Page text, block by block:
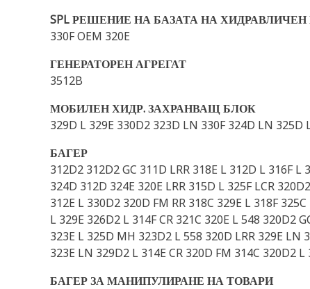
SPL РЕШЕНИЕ НА БАЗАТА НА ХИДРАВЛИЧЕН
330F OEM 320E
ГЕНЕРАТОРЕН АГРЕГАТ
3512B
МОБИЛЕН ХИДР. ЗАХРАНВАЩ БЛОК
329D L 329E 330D2 323D LN 330F 324D LN 325D
БАГЕР
312D2 312D2 GC 311D LRR 318E L 312D L 316F
324D 312D 324E 320E LRR 315D L 325F LCR
312E L 330D2 320D FM RR 318C 329E L 318F
L 329E 326D2 L 314F CR 321C 320E L 548 320D2
323E L 325D MH 323D2 L 558 320D LRR 329E LN
323E LN 329D2 L 314E CR 320D FM 314C 320D2
БАГЕР ЗА МАНИПУЛИРАНЕ НА ТОВАРИ